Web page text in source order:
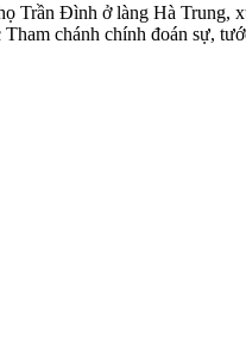
Trần Đình ở làng Hà Trung,
Tham chánh chính đoán sự,